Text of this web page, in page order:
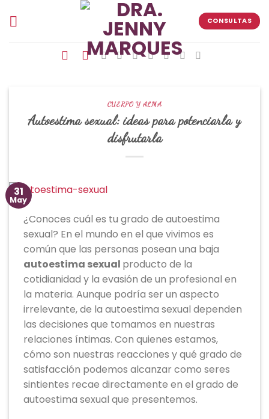
CONSULTAS
CUERPO Y ALMA
Autoestima sexual: ideas para potenciarla y
disfrutarla
31
May
¿Conoces cuál es tu grado de autoestima
sexual? En el mundo en el que vivimos es
común que las personas posean una baja
autoestima sexual producto de la
cotidianidad y la evasión de un profesional en
la materia. Aunque podría ser un aspecto
irrelevante, de la autoestima sexual dependen
las decisiones que tomamos en nuestras
relaciones íntimas. Con quienes estamos,
cómo son nuestras reacciones y qué grado de
satisfacción podemos alcanzar como seres
sintientes recae directamente en el grado de
autoestima sexual que presentemos.